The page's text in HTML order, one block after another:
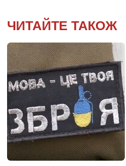
ЧИТАЙТЕ ТАКОЖ